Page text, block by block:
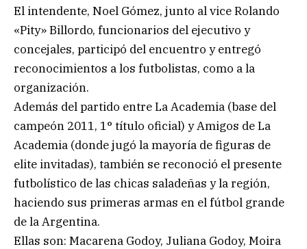
El intendente, Noel Gómez, junto al vice Rolando
«Pity» Billordo, funcionarios del ejecutivo y
concejales, participó del encuentro y entregó
reconocimientos a los futbolistas, como a la
organización.
Además del partido entre La Academia (base del
campeón 2011, 1° título oficial) y Amigos de La
Academia (donde jugó la mayoría de figuras de
elite invitadas), también se reconoció el presente
futbolístico de las chicas saladeñas y la región,
haciendo sus primeras armas en el fútbol grande
de la Argentina.
Ellas son: Macarena Godoy, Juliana Godoy, Moira